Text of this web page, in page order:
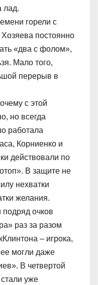
лад.
горели с
постоянно
«два с фолом»,
Мало того,
перерыв в
с этой
но всегда
работала
Корниенко и
действовали по
В защите не
нехватки
желания.
очков
раз за разом
– игрока,
могли даже
В четвертой
уже